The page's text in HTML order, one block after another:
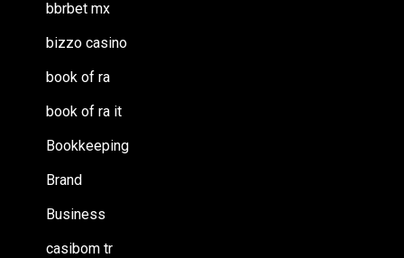
bbrbet mx
bizzo casino
book of ra
book of ra it
Bookkeeping
Brand
Business
casibom tr